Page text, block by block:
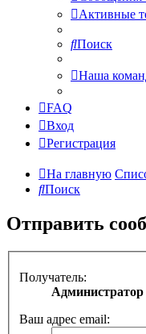
Активные
Поиск
Наша
FAQ
Вход
Регистрация
На главную
Поиск
Отправить
Получатель:
Администратор
Ваш адрес email: